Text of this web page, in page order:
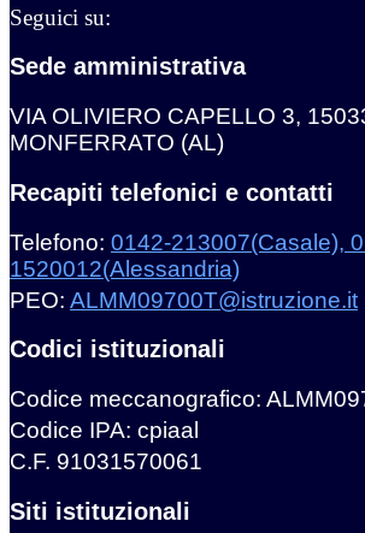
Seguici su:
Sede amministrativa
VIA OLIVIERO CAPELLO 3,
MONFERRATO (AL)
Recapiti telefonici e contatti
Telefono: 0142-213007(Casale),
1520012(Alessandria)
PEO: ALMM09700T@istruzione.it
Codici istituzionali
Codice meccanografico:
Codice IPA: cpiaal
C.F. 91031570061
Siti istituzionali